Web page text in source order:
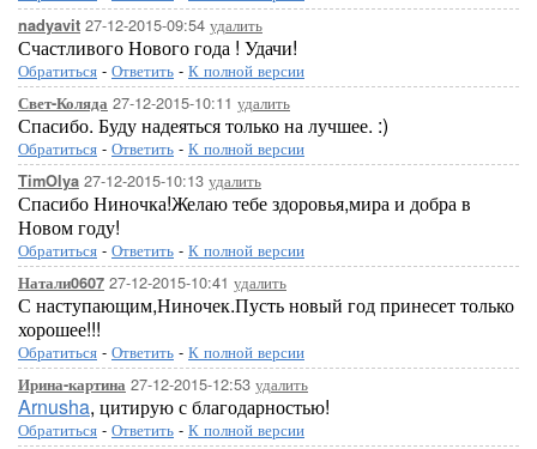
nadyavit 27-12-2015-09:54 удалить
Счастливого Нового года ! Удачи!
Обратиться - Ответить - К полной версии
Свет-Коляда 27-12-2015-10:11 удалить
Спасибо. Буду надеяться только на лучшее. :)
Обратиться - Ответить - К полной версии
TimOlya 27-12-2015-10:13 удалить
Спасибо Ниночка!Желаю тебе здоровья,мира и добра в
Новом году!
Обратиться - Ответить - К полной версии
Натали0607 27-12-2015-10:41 удалить
С наступающим,Ниночек.Пусть новый год принесет только
хорошее!!!
Обратиться - Ответить - К полной версии
Ирина-картина 27-12-2015-12:53 удалить
Arnusha, цитирую с благодарностью!
Обратиться - Ответить - К полной версии